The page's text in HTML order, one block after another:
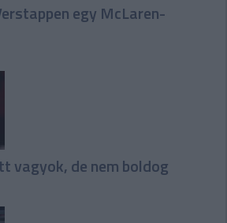
egy McLaren-
vagyok, de nem boldog